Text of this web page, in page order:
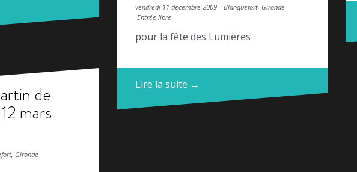
de
mars
Gironde
vendredi 11 décembre 2009 – Blanquefort, Gironde –
Entrée libre
pour la fête des Lumières
Lire la suite →